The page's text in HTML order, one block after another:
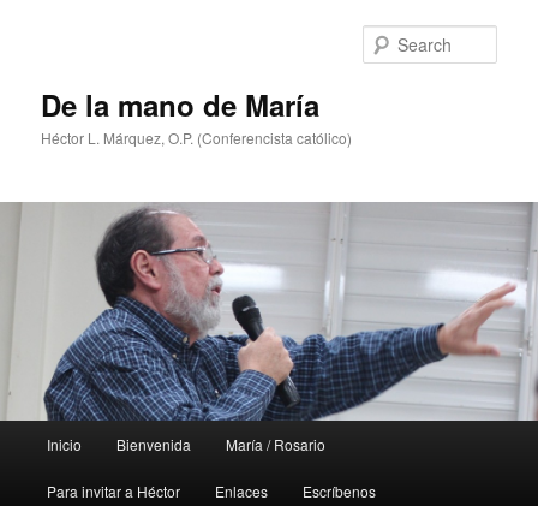
De la mano de María
Héctor L. Márquez, O.P. (Conferencista católico)
Inicio Bienvenida María / Rosario
Para invitar a Héctor Enlaces Escríbenos